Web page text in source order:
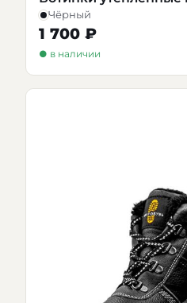
Чёрный
1 700 ₽
● в наличии